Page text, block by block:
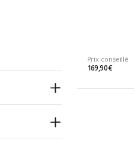
Déplier
Déplier
Prix conseillé
169,90 €